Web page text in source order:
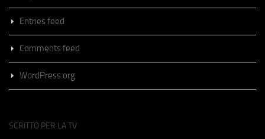
Entries feed
Comments feed
WordPress.org
SCRITTO PER LA TV